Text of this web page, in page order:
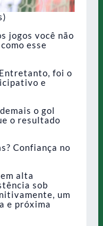
jogos você não
esse
foi o
e
o gol
o resultado
Confiança no
alta
sob
um
e próxima